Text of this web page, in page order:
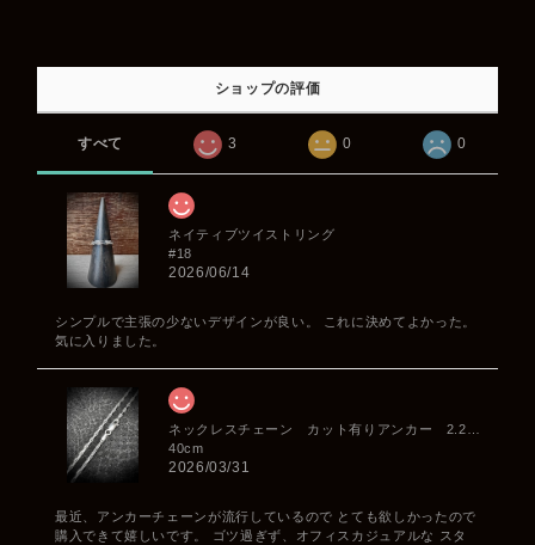
ショップの評価
すべて 3 0 0
ネイティブツイストリング
#18
2026/06/14
シンプルで主張の少ないデザインが良い。 これに決めてよかった。
気に入りました。
40cm
2026/03/31
最近、アンカーチェーンが流行しているので とても欲しかったので
購入できて嬉しいです。 ゴツ過ぎず、オフィスカジュアルな スタ